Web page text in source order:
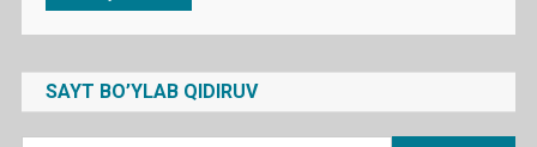
SAYT BO’YLAB QIDIRUV